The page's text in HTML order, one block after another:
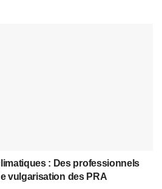
: Des professionnels
vulgarisation des PRA